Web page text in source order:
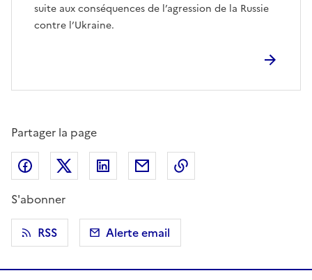
suite aux conséquences de l’agression de la Russie
contre l’Ukraine.
Partager la page
Partager sur Facebook
Partager sur X (anciennement Twitter)
Partager sur LinkedIn
Partager par email
S'abonner
RSS
Alerte email